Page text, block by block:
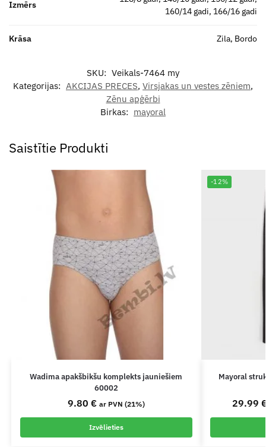
Izmērs
160/14 gadi, 166/16 gadi
Krāsa Zila, Bordo
SKU: Veikals-7464 my
Kategorijas: AKCIJAS PRECES, Virsjakas un vestes zēniem,
Zēnu apģērbi
Birkas: mayoral
Saistītie Produkti
Wadima apakšbikšu komplekts jauniešiem
60002
9.80 € ar PVN (21%)
Izvēlieties
-12%
Mayoral
29.99